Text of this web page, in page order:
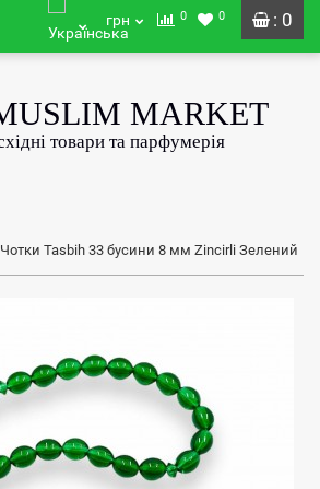
: 0
грн 0 0
Чотки Tasbih 33 бусини 8 мм Zincirli Зелений